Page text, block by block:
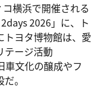
横浜で開催される
2026」に、ト
トヨタ博物館は、愛
テージ活動
車文化の醸成やフ
。